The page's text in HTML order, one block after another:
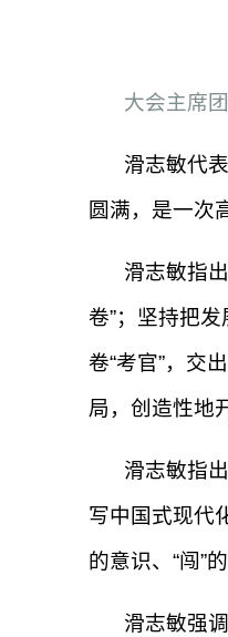
大会主席
滑志敏代
圆满，是一次
滑志敏指
卷”；坚持把
卷“考官”，交
局，创造性地
滑志敏指
写中国式现代
的意识、“闯”
滑志敏强